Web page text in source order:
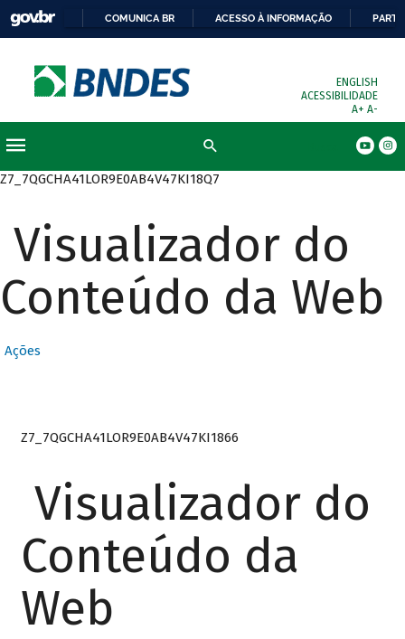
COMUNICA BR ACESSO À INFORMAÇÃO
ENGLISH
ACESSIBILIDADE
A+ A-
Z7_7QGCHA41LOR9E0AB4V47KI18Q7
Visualizador do
Conteúdo da Web
Ações
Z7_7QGCHA41LOR9E0AB4V47KI1866
Visualizador do
Conteúdo da
Web